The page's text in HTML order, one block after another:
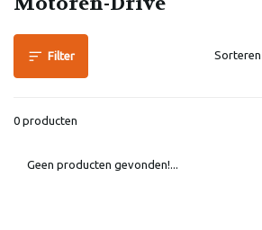
Filter
0 producten
Geen producten gevonden!...